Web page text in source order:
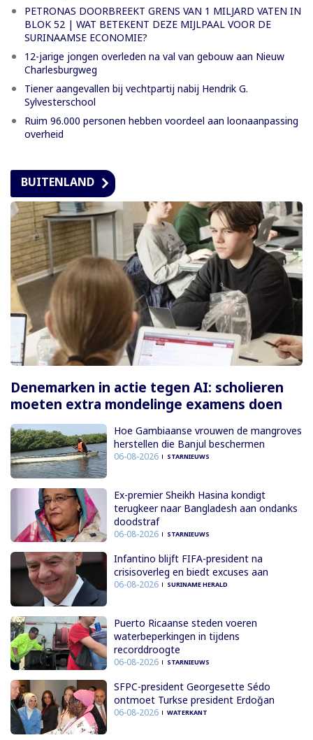
PETRONAS DOORBREEKT GRENS VAN 1 MILJARD VATEN IN
BLOK 52 | WAT BETEKENT DEZE MIJLPAAL VOOR DE
SURINAAMSE ECONOMIE?
12-jarige jongen overleden na val van gebouw aan Nieuw
Charlesburgweg
Tiener aangevallen bij vechtpartij nabij Hendrik G.
Sylvesterschool
Ruim 96.000 personen hebben voordeel aan loonaanpassing
overheid
BUITENLAND
Denemarken in actie tegen AI: scholieren
moeten extra mondelinge examens doen
Hoe Gambiaanse vrouwen de mangroves
herstellen die Banjul beschermen
06-08-2026 STARNIEUWS
Ex-premier Sheikh Hasina kondigt
terugkeer naar Bangladesh aan ondanks
doodstraf
06-08-2026 STARNIEUWS
Infantino blijft FIFA-president na
crisisoverleg en biedt excuses aan
06-08-2026 SURINAME HERALD
Puerto Ricaanse steden voeren
waterbeperkingen in tijdens
recorddroogte
06-08-2026 STARNIEUWS
SFPC-president Georgesette Sédo
ontmoet Turkse president Erdoğan
06-08-2026 WATERKANT